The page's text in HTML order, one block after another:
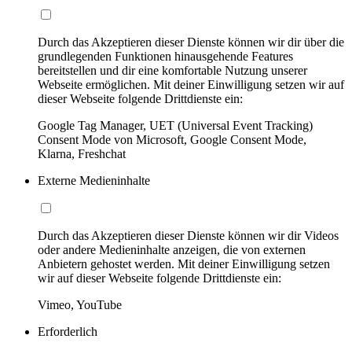
Durch das Akzeptieren dieser Dienste können wir dir über die
grundlegenden Funktionen hinausgehende Features
bereitstellen und dir eine komfortable Nutzung unserer
Webseite ermöglichen. Mit deiner Einwilligung setzen wir auf
dieser Webseite folgende Drittdienste ein:
Google Tag Manager, UET (Universal Event Tracking)
Consent Mode von Microsoft, Google Consent Mode,
Klarna, Freshchat
Externe Medieninhalte
Durch das Akzeptieren dieser Dienste können wir dir Videos
oder andere Medieninhalte anzeigen, die von externen
Anbietern gehostet werden. Mit deiner Einwilligung setzen
wir auf dieser Webseite folgende Drittdienste ein:
Vimeo, YouTube
Erforderlich